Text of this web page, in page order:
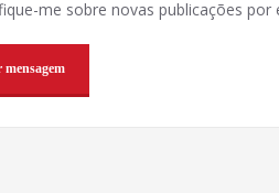
me sobre novas publicações por